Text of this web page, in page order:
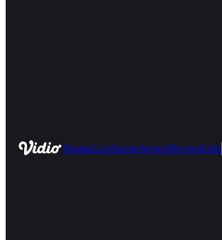
HomeLiveSportsSeriesMoviesKids